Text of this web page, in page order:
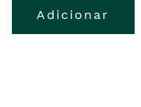
Adicionar